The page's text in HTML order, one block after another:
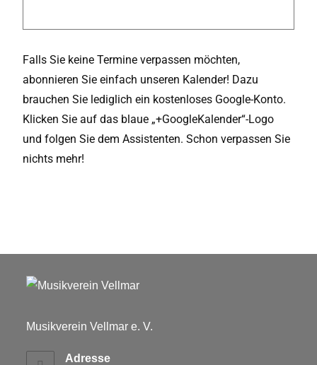
Falls Sie keine Termine verpassen möchten,
abonnieren Sie einfach unseren Kalender! Dazu
brauchen Sie lediglich ein kostenloses Google-Konto.
Klicken Sie auf das blaue „+GoogleKalender“-Logo
und folgen Sie dem Assistenten. Schon verpassen Sie
nichts mehr!
Musikverein Vellmar e. V.
Adresse